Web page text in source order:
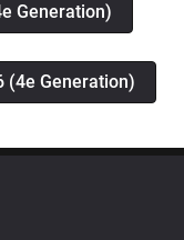
Generation)
(4e Generation)